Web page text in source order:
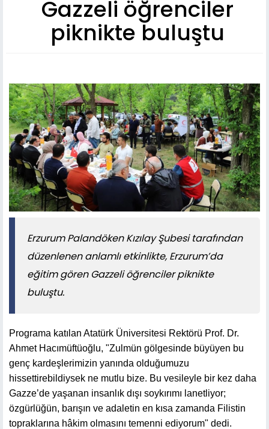
Gazzeli öğrenciler
piknikte buluştu
Erzurum Palandöken Kızılay Şubesi tarafından
düzenlenen anlamlı etkinlikte, Erzurum’da
eğitim gören Gazzeli öğrenciler piknikte
buluştu.
Programa katılan Atatürk Üniversitesi Rektörü Prof. Dr.
Ahmet Hacımüftüoğlu, "Zulmün gölgesinde büyüyen bu
genç kardeşlerimizin yanında olduğumuzu
hissettirebildiysek ne mutlu bize. Bu vesileyle bir kez daha
Gazze’de yaşanan insanlık dışı soykırımı lanetliyor;
özgürlüğün, barışın ve adaletin en kısa zamanda Filistin
topraklarına hâkim olmasını temenni ediyorum" dedi.